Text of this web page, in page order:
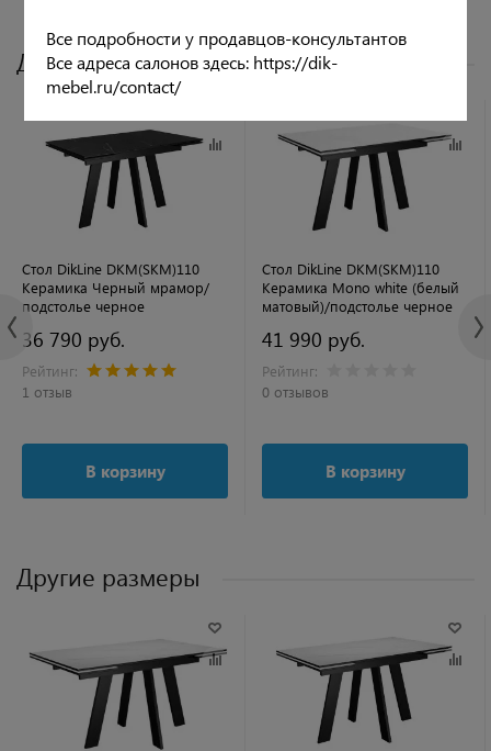
Другие цвета
Стол DikLine DKM(SKM)110
Керамика Черный мрамор/
подстолье черное
36 790 руб.
Рейтинг:
1 отзыв
В корзину
Стол DikLine DKM(SKM)110
Керамика Mono white (белый
матовый)/подстолье черное
41 990 руб.
Рейтинг:
0 отзывов
В корзину
Другие размеры
Все подробности у продавцов-консультантов
Все адреса салонов здесь: https://dik-
mebel.ru/contact/